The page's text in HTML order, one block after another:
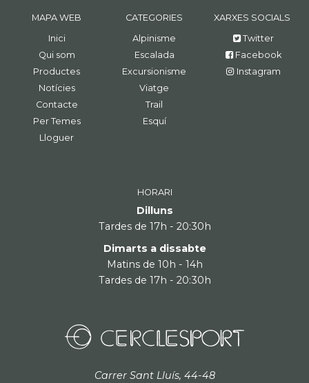
MAPA WEB
Inici
Qui som
Productes
Notícies
Contacte
Per Temes
Lloguer
CATEGORIES
Alpinisme
Escalada
Excursionisme
Viatge
Trail
Esquí
XARXES SOCIALS
Twitter
Facebook
Instagram
HORARI
Dilluns
Tardes de 17h - 20:30h
Dimarts a dissabte
Matins de 10h - 14h
Tardes de 17h - 20:30h
Carrer Sant Lluís, 44-48